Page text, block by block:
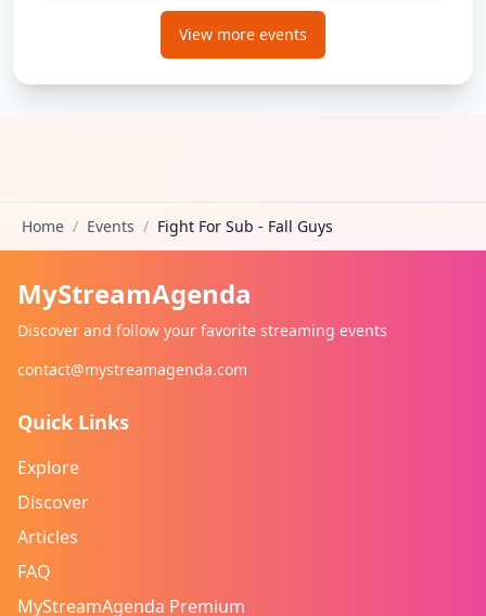
View more events
Home / Events / Fight For Sub - Fall Guys
MyStreamAgenda
Discover and follow your favorite streaming events
contact@mystreamagenda.com
Quick Links
Explore
Discover
Articles
FAQ
MyStreamAgenda Premium